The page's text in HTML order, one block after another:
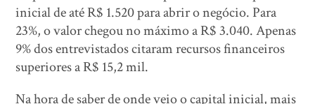
inicial de até R$ 1.520 para abrir o negócio. Para
23%, o valor chegou no máximo a R$ 3.040. Apenas
9% dos entrevistados citaram recursos financeiros
superiores a R$ 15,2 mil.
Na hora de saber de onde veio o capital inicial, mais